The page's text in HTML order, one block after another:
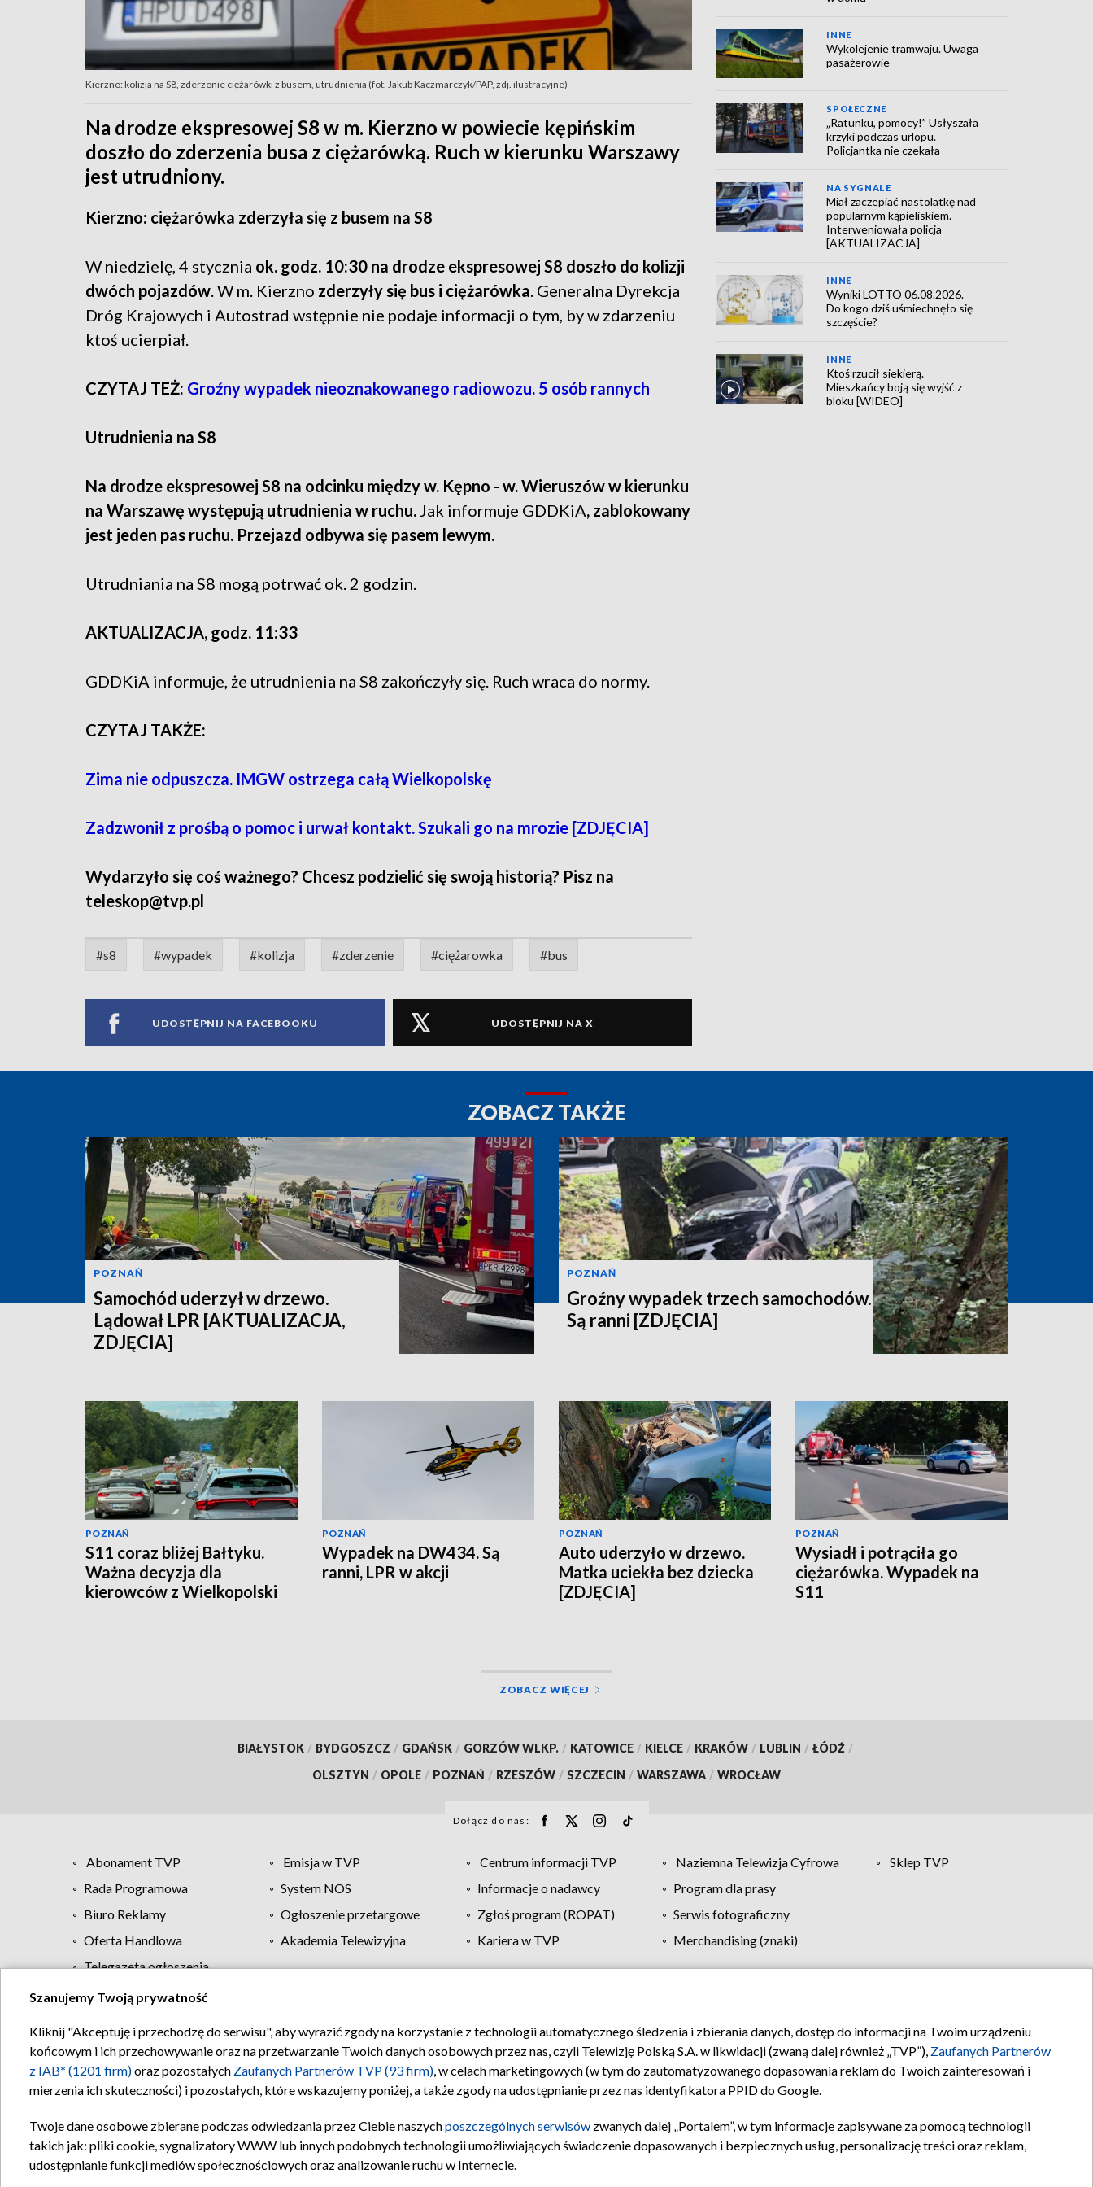
Kierzno: kolizja na S8, zderzenie ciężarówki z busem, utrudnienia (fot. Jakub Kaczmarczyk/PAP, zdj. ilustracyjne)
Na drodze ekspresowej S8 w m. Kierzno w powiecie kępińskim
doszło do zderzenia busa z ciężarówką. Ruch w kierunku Warszawy
jest utrudniony.
Kierzno: ciężarówka zderzyła się z busem na S8
W niedzielę, 4 stycznia ok. godz. 10:30 na drodze ekspresowej S8 doszło do kolizji
dwóch pojazdów. W m. Kierzno zderzyły się bus i ciężarówka. Generalna Dyrekcja
Dróg Krajowych i Autostrad wstępnie nie podaje informacji o tym, by w zdarzeniu
ktoś ucierpiał.
CZYTAJ TEŻ: Groźny wypadek nieoznakowanego radiowozu. 5 osób rannych
Utrudnienia na S8
Na drodze ekspresowej S8 na odcinku między w. Kępno - w. Wieruszów w kierunku
na Warszawę występują utrudnienia w ruchu.Jak informuje GDDKiA, zablokowany
jest jeden pas ruchu. Przejazd odbywa się pasem lewym.
Utrudniania na S8 mogą potrwać ok. 2 godzin.
AKTUALIZACJA, godz. 11:33
GDDKiA informuje, że utrudnienia na S8 zakończyły się. Ruch wraca do normy.
CZYTAJ TAKŻE:
Zima nie odpuszcza. IMGW ostrzega całą Wielkopolskę
Zadzwonił z prośbą o pomoc i urwał kontakt. Szukali go na mrozie [ZDJĘCIA]
Wydarzyło się coś ważnego? Chcesz podzielić się swoją historią? Pisz na
teleskop@tvp.pl
#s8 #wypadek #kolizja #zderzenie #ciężarowka #bus
UDOSTĘPNIJ NA FACEBOOKU UDOSTĘPNIJ NA X
INNE
Wykolejenie tramwaju. Uwaga
pasażerowie
SPOŁECZNE
„Ratunku, pomocy!” Usłyszała
krzyki podczas urlopu.
Policjantka nie czekała
NA SYGNALE
Miał zaczepiać nastolatkę nad
popularnym kąpieliskiem.
Interweniowała policja
[AKTUALIZACJA]
INNE
Wyniki LOTTO 06.08.2026.
Do kogo dziś uśmiechnęło się
szczęście?
INNE
Ktoś rzucił siekierą.
Mieszkańcy boją się wyjść z
bloku [WIDEO]
ZOBACZ TAKŻE
POZNAŃ
Samochód uderzył w drzewo.
Lądował LPR [AKTUALIZACJA,
ZDJĘCIA]
POZNAŃ
Groźny wypadek trzech samochodów.
Są ranni [ZDJĘCIA]
POZNAŃ
S11 coraz bliżej Bałtyku.
Ważna decyzja dla
kierowców z Wielkopolski
POZNAŃ
Wypadek na DW434. Są
ranni, LPR w akcji
POZNAŃ
Auto uderzyło w drzewo.
Matka uciekła bez dziecka
[ZDJĘCIA]
POZNAŃ
Wysiadł i potrąciła go
ciężarówka. Wypadek na
S11
ZOBACZ WIĘCEJ
BIAŁYSTOK / BYDGOSZCZ / GDAŃSK / GORZÓW WLKP. / KATOWICE / KIELCE / KRAKÓW / LUBLIN / ŁÓDŹ /
OLSZTYN / OPOLE / POZNAŃ / RZESZÓW / SZCZECIN / WARSZAWA / WROCŁAW
Dołącz do nas:
Abonament TVP Emisja w TVP Centrum informacji TVP Naziemna Telewizja Cyfrowa
Sklep TVP
Rada Programowa
System NOS Informacje o nadawcy
Program dla prasy
Biuro Reklamy
Ogłoszenie przetargowe Zgłoś program (ROPAT)
Serwis fotograficzny
Oferta Handlowa
Akademia Telewizyjna Kariera w TVP
Merchandising (znaki)
Telegazeta ogłoszenia
Regulamin TVP Polityka prywatności Moje zgody Pomoc Biuro reklamy Kontakt
Szanujemy Twoją prywatność
Kliknij "Akceptuję i przechodzę do serwisu", aby wyrazić zgody na korzystanie z technologii automatycznego śledzenia i zbierania danych, dostęp do informacji na Twoim urządzeniu
końcowym i ich przechowywanie oraz na przetwarzanie Twoich danych osobowych przez nas, czyli Telewizję Polską S.A. w likwidacji (zwaną dalej również „TVP”), Zaufanych Partnerów
z IAB* (1201 firm)oraz pozostałych Zaufanych Partnerów TVP (93 firm), w celach marketingowych (w tym do zautomatyzowanego dopasowania reklam do Twoich zainteresowań i
mierzenia ich skuteczności) i pozostałych, które wskazujemy poniżej, a także zgody na udostępnianie przez nas identyfikatora PPID do Google.
Twoje dane osobowe zbierane podczas odwiedzania przez Ciebie naszychposzczególnych serwisów zwanych dalej „Portalem”, w tym informacje zapisywane za pomocą technologii
takich jak: pliki cookie, sygnalizatory WWW lub innych podobnych technologii umożliwiających świadczenie dopasowanych i bezpiecznych usług, personalizację treści oraz reklam,
udostępnianie funkcji mediów społecznościowych oraz analizowanie ruchu w Internecie.